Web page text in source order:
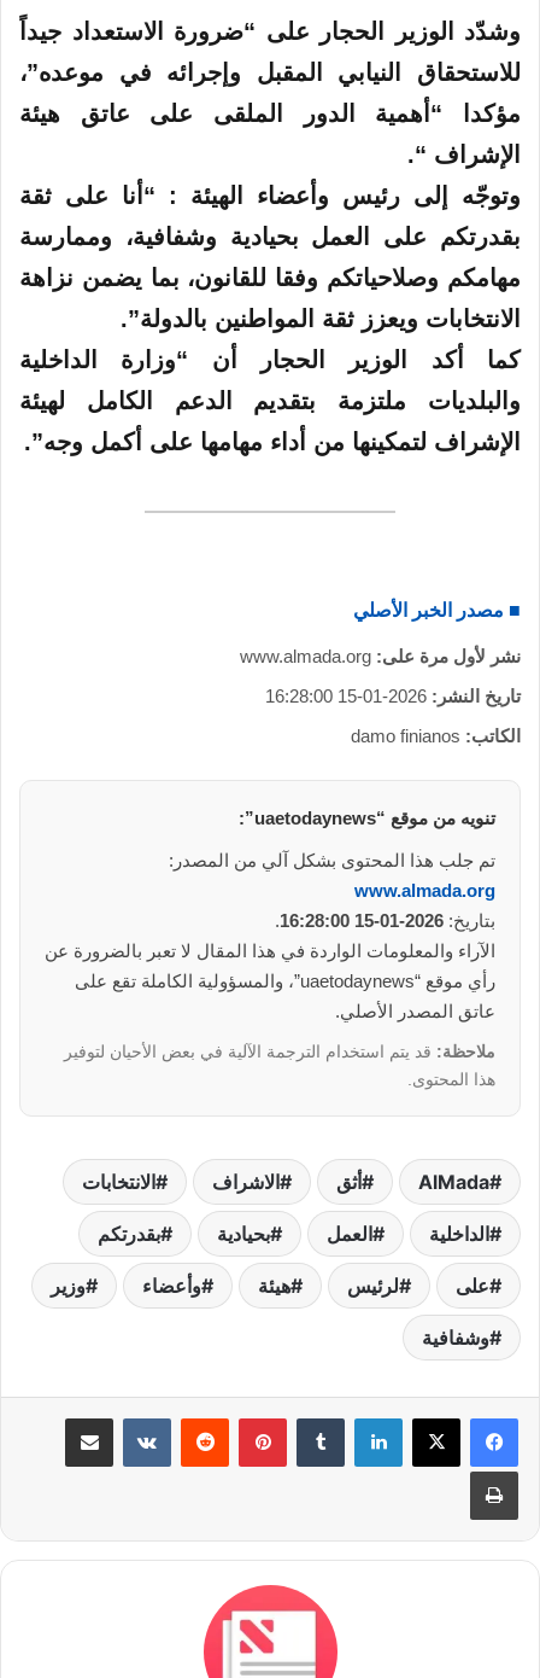
وشدّد الوزير الحجار على “ضرورة الاستعداد جيداً
للاستحقاق النيابي المقبل وإجرائه في موعده”،
مؤكدا “أهمية الدور الملقى على عاتق هيئة
الإشراف “.
وتوجّه إلى رئيس وأعضاء الهيئة : “أنا على ثقة
بقدرتكم على العمل بحيادية وشفافية، وممارسة
مهامكم وصلاحياتكم وفقا للقانون، بما يضمن نزاهة
الانتخابات ويعزز ثقة المواطنين بالدولة”.
كما أكد الوزير الحجار أن “وزارة الداخلية
والبلديات ملتزمة بتقديم الدعم الكامل لهيئة
الإشراف لتمكينها من أداء مهامها على أكمل وجه”.
■ مصدر الخبر الأصلي
نشر لأول مرة على: www.almada.org
تاريخ النشر: 2026-01-15 16:28:00
الكاتب: damo finianos
تنويه من موقع “uaetodaynews”:
تم جلب هذا المحتوى بشكل آلي من المصدر:
www.almada.org
بتاريخ: 2026-01-15 16:28:00
.
الآراء والمعلومات الواردة في هذا المقال لا تعبر بالضرورة عن
رأي موقع “uaetodaynews”، والمسؤولية الكاملة تقع على
عاتق المصدر الأصلي.
ملاحظة: قد يتم استخدام الترجمة الآلية في بعض الأحيان لتوفير
هذا المحتوى.
AlMada أثق الاشراف الانتخابات
الداخلية العمل بحيادية بقدرتكم
على لرئيس هيئة وأعضاء وزير
وشفافية
لينكدإن بينتيريست مشاركة عبر البريد
طباعة